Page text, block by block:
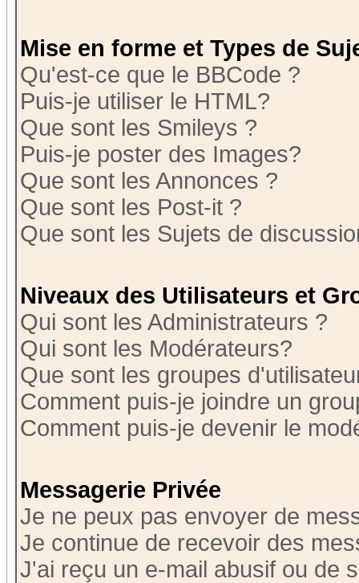
Mise en forme et Types de
Qu'est-ce que le BBCode ?
Puis-je utiliser le HTML?
Que sont les Smileys ?
Puis-je poster des Images?
Que sont les Annonces ?
Que sont les Post-it ?
Que sont les Sujets de
Niveaux des Utilisateurs et
Qui sont les Administrateurs ?
Qui sont les Modérateurs?
Que sont les groupes
Comment puis-je joindre un
Comment puis-je devenir le
Messagerie Privée
Je ne peux pas envoyer de
Je continue de recevoir des
J'ai reçu un e-mail abusif ou de